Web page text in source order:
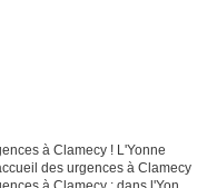
à Clamecy ! L'Yonne
des urgences à Clamecy